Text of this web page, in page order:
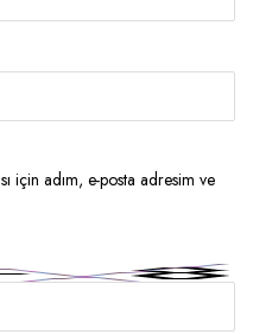
için adım, e-posta adresim ve